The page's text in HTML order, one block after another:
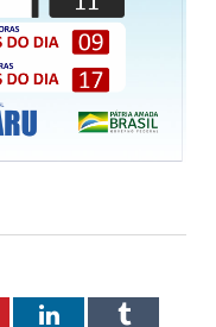
LinkedInTumblr